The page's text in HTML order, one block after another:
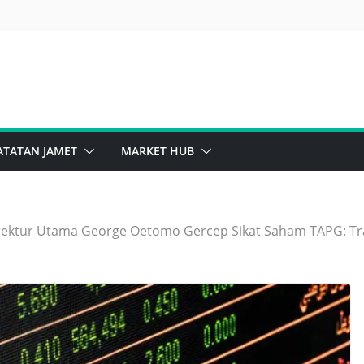
JAMET MARKET HUB
Utama George Oetomo Gercep Sikat Saham TAPG: